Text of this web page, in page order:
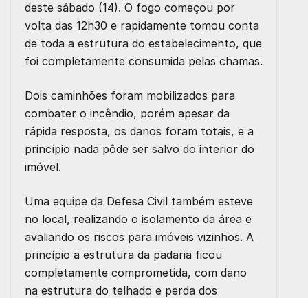
deste sábado (14). O fogo começou por
volta das 12h30 e rapidamente tomou conta
de toda a estrutura do estabelecimento, que
foi completamente consumida pelas chamas.
Dois caminhões foram mobilizados para
combater o incêndio, porém apesar da
rápida resposta, os danos foram totais, e a
princípio nada pôde ser salvo do interior do
imóvel.
Uma equipe da Defesa Civil também esteve
no local, realizando o isolamento da área e
avaliando os riscos para imóveis vizinhos. A
princípio a estrutura da padaria ficou
completamente comprometida, com dano
na estrutura do telhado e perda dos